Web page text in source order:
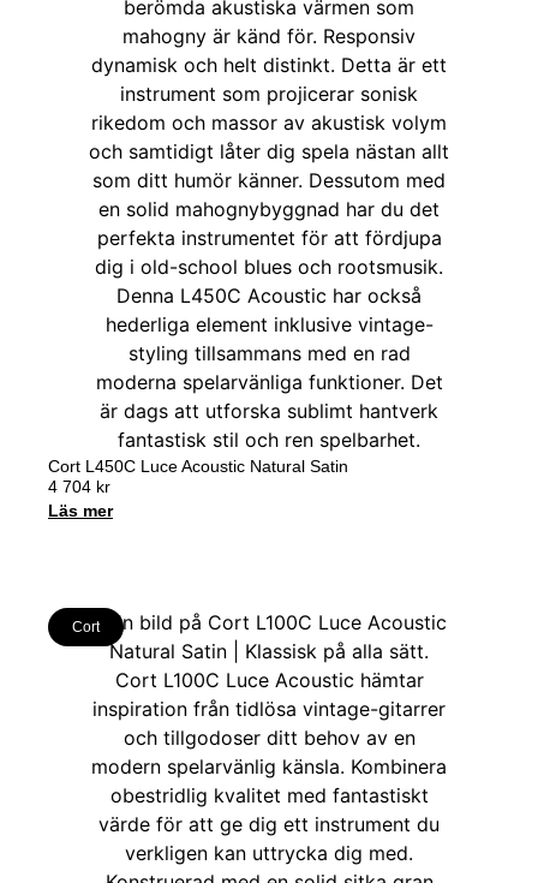
Cort L450C Luce Acoustic Natural Satin
4 704 kr
Läs mer
Cort